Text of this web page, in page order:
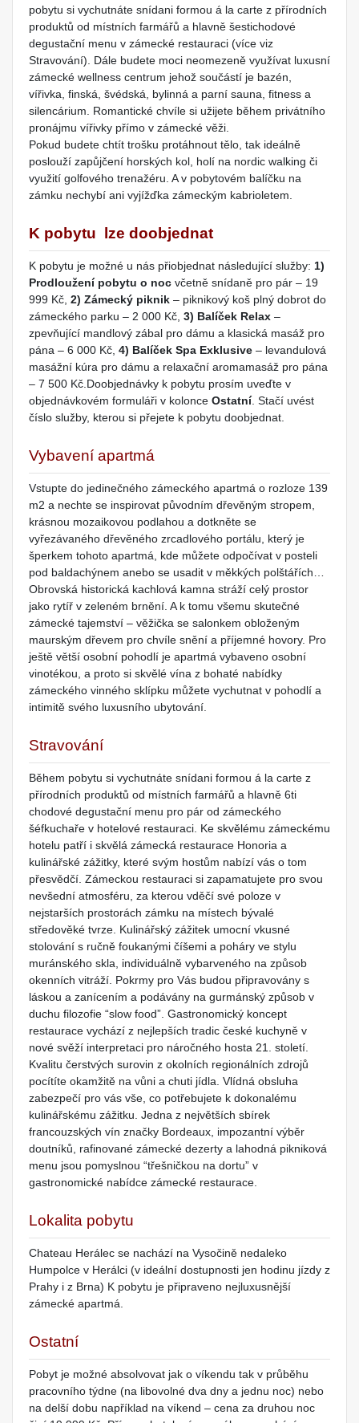
pobytu si vychutnáte snídani formou á la carte z přírodních
produktů od místních farmářů a hlavně šestichodové
degustační menu v zámecké restauraci (více viz
Stravování). Dále budete moci neomezeně využívat luxusní
zámecké wellness centrum jehož součástí je bazén,
vířivka, finská, švédská, bylinná a parní sauna, fitness a
silencárium. Romantické chvíle si užijete během privátního
pronájmu vířivky přímo v zámecké věži.
Pokud budete chtít trošku protáhnout tělo, tak ideálně
poslouží zapůjčení horských kol, holí na nordic walking či
využití golfového trenažéru. A v pobytovém balíčku na
zámku nechybí ani vyjížďka zámeckým kabrioletem.
K pobytu lze doobjednat
K pobytu je možné u nás přiobjednat následující služby: 1)
Prodloužení pobytu o noc včetně snídaně pro pár – 19
999 Kč, 2) Zámecký piknik – piknikový koš plný dobrot do
zámeckého parku – 2 000 Kč, 3) Balíček Relax –
zpevňující mandlový zábal pro dámu a klasická masáž pro
pána – 6 000 Kč, 4) Balíček Spa Exklusive – levandulová
masážní kúra pro dámu a relaxační aromamasáž pro pána
– 7 500 Kč.Doobjednávky k pobytu prosím uveďte v
objednávkovém formuláři v kolonce Ostatní. Stačí uvést
číslo služby, kterou si přejete k pobytu doobjednat.
Vybavení apartmá
Vstupte do jedinečného zámeckého apartmá o rozloze 139
m2 a nechte se inspirovat původním dřevěným stropem,
krásnou mozaikovou podlahou a dotkněte se
vyřezávaného dřevěného zrcadlového portálu, který je
šperkem tohoto apartmá, kde můžete odpočívat v posteli
pod baldachýnem anebo se usadit v měkkých polštářích…
Obrovská historická kachlová kamna stráží celý prostor
jako rytíř v zeleném brnění. A k tomu všemu skutečné
zámecké tajemství – věžička se salonkem obloženým
maurským dřevem pro chvíle snění a příjemné hovory. Pro
ještě větší osobní pohodlí je apartmá vybaveno osobní
vinotékou, a proto si skvělé vína z bohaté nabídky
zámeckého vinného sklípku můžete vychutnat v pohodlí a
intimitě svého luxusního ubytování.
Stravování
Během pobytu si vychutnáte snídani formou á la carte z
přírodních produktů od místních farmářů a hlavně 6ti
chodové degustační menu pro pár od zámeckého
šéfkuchaře v hotelové restauraci. Ke skvělému zámeckému
hotelu patří i skvělá zámecká restaurace Honoria a
kulinářské zážitky, které svým hostům nabízí vás o tom
přesvědčí. Zámeckou restauraci si zapamatujete pro svou
nevšední atmosféru, za kterou vděčí své poloze v
nejstarších prostorách zámku na místech bývalé
středověké tvrze. Kulinářský zážitek umocní vkusné
stolování s ručně foukanými číšemi a poháry ve stylu
muránského skla, individuálně vybarveného na způsob
okenních vitráží. Pokrmy pro Vás budou připravovány s
láskou a zanícením a podávány na gurmánský způsob v
duchu filozofie “slow food”. Gastronomický koncept
restaurace vychází z nejlepších tradic české kuchyně v
nové svěží interpretaci pro náročného hosta 21. století.
Kvalitu čerstvých surovin z okolních regionálních zdrojů
pocítíte okamžitě na vůni a chuti jídla. Vlídná obsluha
zabezpečí pro vás vše, co potřebujete k dokonalému
kulinářskému zážitku. Jedna z největších sbírek
francouzských vín značky Bordeaux, impozantní výběr
doutníků, rafinované zámecké dezerty a lahodná pikniková
menu jsou pomyslnou “třešničkou na dortu” v
gastronomické nabídce zámecké restaurace.
Lokalita pobytu
Chateau Herálec se nachází na Vysočině nedaleko
Humpolce v Herálci (v ideální dostupnosti jen hodinu jízdy z
Prahy i z Brna) K pobytu je připraveno nejluxusnější
zámecké apartmá.
Ostatní
Pobyt je možné absolvovat jak o víkendu tak v průběhu
pracovního týdne (na libovolné dva dny a jednu noc) nebo
na delší dobu například na víkend – cena za druhou noc